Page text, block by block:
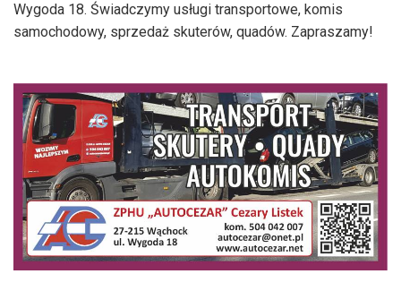
Wygoda 18. Świadczymy usługi transportowe, komis
samochodowy, sprzedaż skuterów, quadów. Zapraszamy!